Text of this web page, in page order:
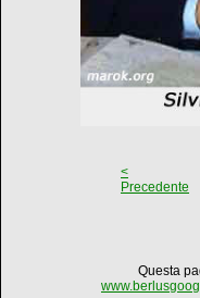
<
Precedente
Questa